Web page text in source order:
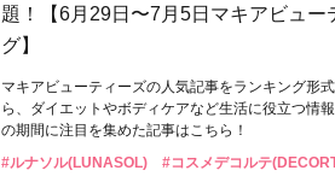
題！【6月29日〜7月5日マキアビュー
グ】
マキアビューティーズの人気記事をランキング形
ら、ダイエットやボディケアなど生活に役立つ情
の期間に注目を集めた記事はこちら！
#ルナソル(LUNASOL)
#コスメデコルテ